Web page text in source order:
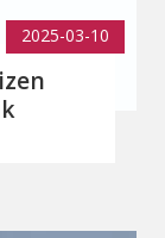
2025-03-10